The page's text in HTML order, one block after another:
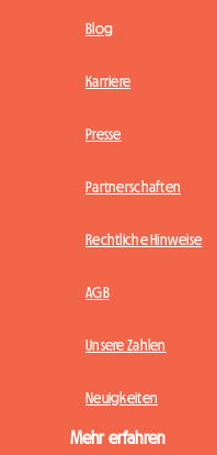
Blog
Karriere
Presse
Partnerschaften
Rechtliche Hinweise
AGB
Unsere Zahlen
Neuigkeiten
Mehr erfahren